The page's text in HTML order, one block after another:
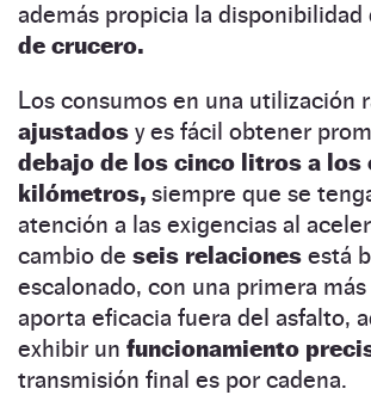
además propicia la disponibilidad
de crucero.
Los consumos en una utilización
ajustados y es fácil obtener
debajo de los cinco litros a los
kilómetros, siempre que se
atención a las exigencias al
cambio de seis relaciones está
escalonado, con una primera
aporta eficacia fuera del asfalto,
exhibir un funcionamiento
transmisión final es por cadena.